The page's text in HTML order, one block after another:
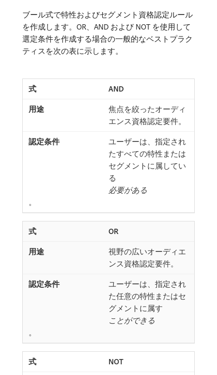
ブール式で特性およびセグメント資格認定ルール
を作成します。OR、AND および NOT を使用して
選定条件を作成する場合の一般的なベストプラク
ティスを次の表に示します。
AND
焦点を絞ったオーディ
エンス資格認定要件。
ユーザーは、指定され
たすべての特性または
セグメントに属してい
る
必要がある
。
OR
視野の広いオーディエ
ンス資格認定要件。
ユーザーは、指定され
た任意の特性またはセ
グメントに属す
ことができる
。
NOT